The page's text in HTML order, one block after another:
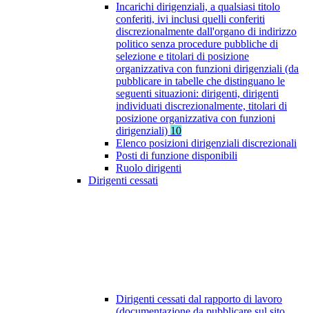
Incarichi dirigenziali, a qualsiasi titolo
conferiti, ivi inclusi quelli conferiti
discrezionalmente dall'organo di indirizzo
politico senza procedure pubbliche di
selezione e titolari di posizione
organizzativa con funzioni dirigenziali (da
pubblicare in tabelle che distinguano le
seguenti situazioni: dirigenti, dirigenti
individuati discrezionalmente, titolari di
posizione organizzativa con funzioni
dirigenziali) 10
Elenco posizioni dirigenziali discrezionali
Posti di funzione disponibili
Ruolo dirigenti
Dirigenti cessati
Dirigenti cessati dal rapporto di lavoro